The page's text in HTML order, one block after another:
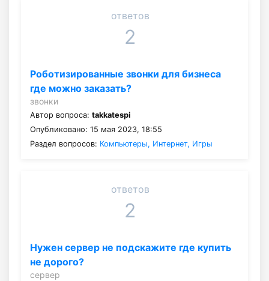
ответов
2
Роботизированные звонки для бизнеса
где можно заказать?
звонки
Автор вопроса: takkatespi
Опубликовано: 15 мая 2023, 18:55
Раздел вопросов: Компьютеры, Интернет, Игры
ответов
2
Нужен сервер не подскажите где купить
не дорого?
сервер